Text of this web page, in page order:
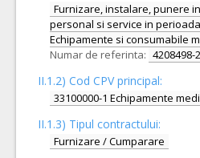
Furnizare, instalare, punere
personal si service in
Echipamente si consumabile
Numar de referinta: 4208498-
II.1.2) Cod CPV principal:
33100000-1 Echipamente
II.1.3) Tipul contractului:
Furnizare / Cumparare